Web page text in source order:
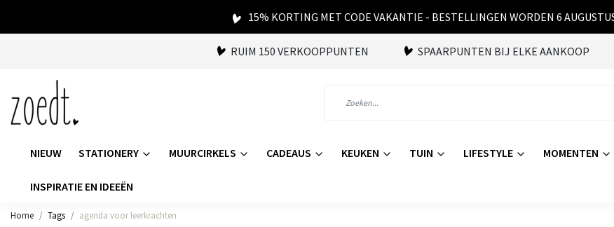
15% KORTING MET CODE VAKANTIE - BESTELLINGEN WORDEN 6
RUIM 150 VERKOOPPUNTEN SPAARPUNTEN BIJ ELKE AANKOOP
NIEUW STATIONERY MUURCIRKELS CADEAUS KEUKEN TUIN LIFESTYLE MOMENTEN
INSPIRATIE EN IDEEËN
Home Tags agenda voor leerkrachten